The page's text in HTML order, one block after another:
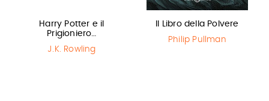
Harry Potter e il
Prigioniero…
J.K. Rowling
Il Libro della Polvere
Philip Pullman